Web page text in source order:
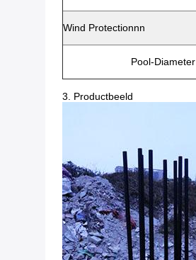
Wind Protectionnn
Pool-Diameter
3. Productbeeld